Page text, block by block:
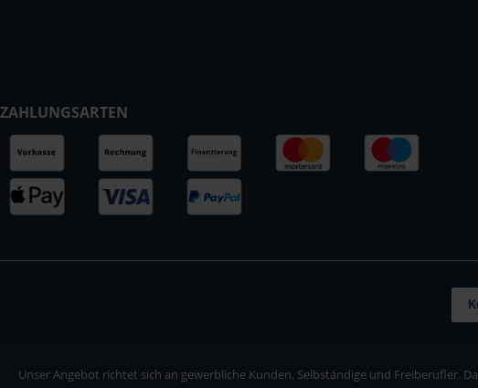
ZAHLUNGSARTEN
Unser Angebot richtet sich an gewerbliche Kunden, Selbständige und Freiberufler.